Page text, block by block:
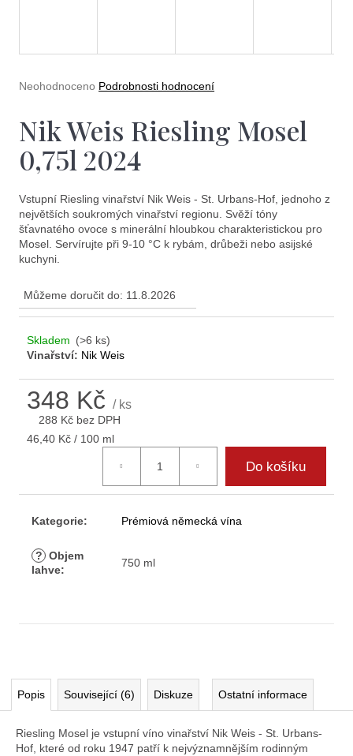
Průměrné
je
0,0
z
5
Neohodnoceno Podrobnosti hodnocení
Nik Weis Riesling Mosel
0,75l 2024
Vstupní Riesling vinařství Nik Weis - St. Urbans-Hof, jednoho z
největších soukromých vinařství regionu. Svěží tóny
šťavnatého ovoce s minerální hloubkou charakteristickou pro
Mosel. Servírujte při 9-10 °C k rybám, drůbeži nebo asijské
kuchyni.
Můžeme doručit do: 11.8.2026
Skladem (>6 ks)
Vinařství: Nik Weis
348 Kč/ ks
288 Kč bez DPH
Měrná
46,40 Kč / 100 ml
Do košíku
Kategorie: Prémiová německá vína
? Objem
lahve:
750 ml
Popis Související (6) Diskuze Ostatní informace
Riesling Mosel je vstupní víno vinařství Nik Weis - St. Urbans-
Hof, které od roku 1947 patří k nejvýznamnějším rodinným
e
n
j
í
?
Hledat
o
u